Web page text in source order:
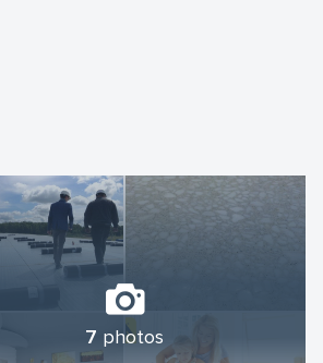
7 photos